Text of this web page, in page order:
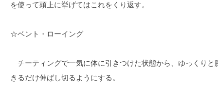
を使って頭上に挙げてはこれをくり返す。
☆ベント・ローイング
チーティングで一気に体に引きつけた状態から、ゆっくりと
きるだけ伸ばし切るようにする。